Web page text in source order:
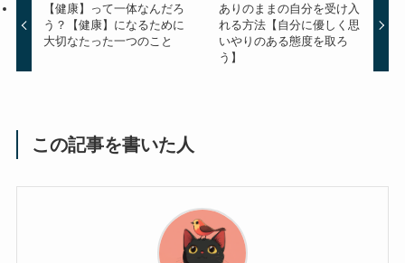
【健康】って一体なんだろ
う？【健康】になるために
大切なたった一つのこと
ありのままの自分を受け入
れる方法【自分に優しく思
いやりのある態度を取ろ
う】
この記事を書いた人